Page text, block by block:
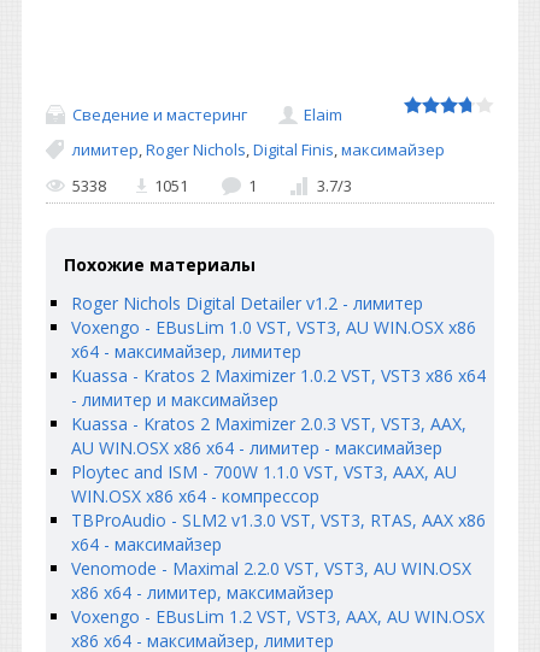
Сведение и мастеринг
Elaim
лимитер,Roger Nichols,Digital Finis,максимайзер
5338
1051 1 3.7/3
Похожие материалы
Roger Nichols Digital Detailer v1.2 - лимитер
Voxengo - EBusLim 1.0 VST, VST3, AU WIN.OSX x86
x64 - максимайзер, лимитер
Kuassa - Kratos 2 Maximizer 1.0.2 VST, VST3 x86 x64
- лимитер и максимайзер
Kuassa - Kratos 2 Maximizer 2.0.3 VST, VST3, AAX,
AU WIN.OSX x86 x64 - лимитер - максимайзер
Ploytec and ISM - 700W 1.1.0 VST, VST3, AAX, AU
WIN.OSX x86 x64 - компрессор
TBProAudio - SLM2 v1.3.0 VST, VST3, RTAS, AAX x86
x64 - максимайзер
Venomode - Maximal 2.2.0 VST, VST3, AU WIN.OSX
x86 x64 - лимитер, максимайзер
Voxengo - EBusLim 1.2 VST, VST3, AAX, AU WIN.OSX
x86 x64 - максимайзер, лимитер